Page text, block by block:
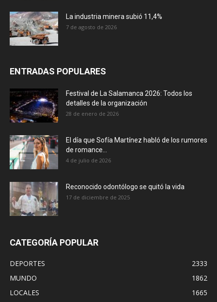
La industria minera subió 11,4%
7 de agosto de 2026
ENTRADAS POPULARES
Festival de La Salamanca 2026: Todos los
detalles de la organización
28 de enero de 2026
El día que Sofía Martínez habló de los rumores
de romance...
4 de julio de 2026
Reconocido odontólogo se quitó la vida
17 de diciembre de 2025
CATEGORÍA POPULAR
DEPORTES
2333
MUNDO
1862
LOCALES
1665